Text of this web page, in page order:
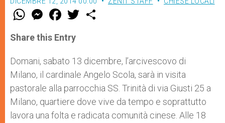
W
t
s
p
p
M
e
s
e
g
e
r
F
a
e
b
o
k
w
Share this Entry
Domani, sabato 13 dicembre, l’arcivescovo di
Milano, il cardinale Angelo Scola, sarà in visita
pastorale alla parrocchia SS. Trinità di via Giusti 25 a
Milano, quartiere dove vive da tempo e soprattutto
lavora una folta e radicata comunità cinese. Alle 18